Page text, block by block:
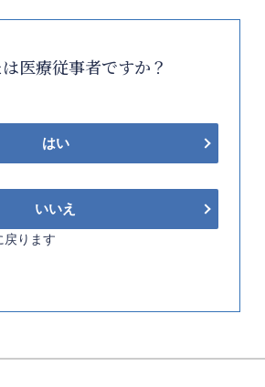
医療従事者ですか？
はい
いいえ
ります